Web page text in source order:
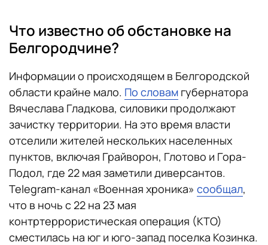
Что известно об обстановке на
Белгородчине?
Информации о происходящем в Белгородской
области крайне мало. По словам губернатора
Вячеслава Гладкова, силовики продолжают
зачистку территории. На это время власти
отселили жителей нескольких населенных
пунктов, включая Грайворон, Глотово и Гора-
Подол, где 22 мая заметили диверсантов.
Telegram-канал «Военная хроника» сообщал,
что в ночь с 22 на 23 мая
контртеррористическая операция (КТО)
сместилась на юг и юго-запад поселка Козинка.